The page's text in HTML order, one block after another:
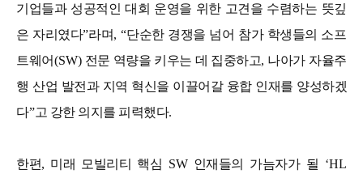
기업들과 성공적인 대회 운영을 위한 고견을 수렴하는 뜻깊
은 자리였다”라며, “단순한 경쟁을 넘어 참가 학생들의 소프
트웨어(SW) 전문 역량을 키우는 데 집중하고, 나아가 자율주
행 산업 발전과 지역 혁신을 이끌어갈 융합 인재를 양성하겠
다”고 강한 의지를 피력했다.
한편, 미래 모빌리티 핵심 SW 인재들의 가늠자가 될 ‘HL